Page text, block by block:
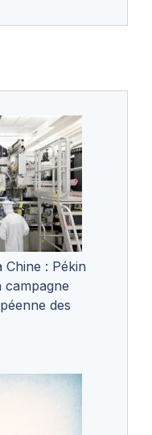
Chine : Pékin
campagne
des